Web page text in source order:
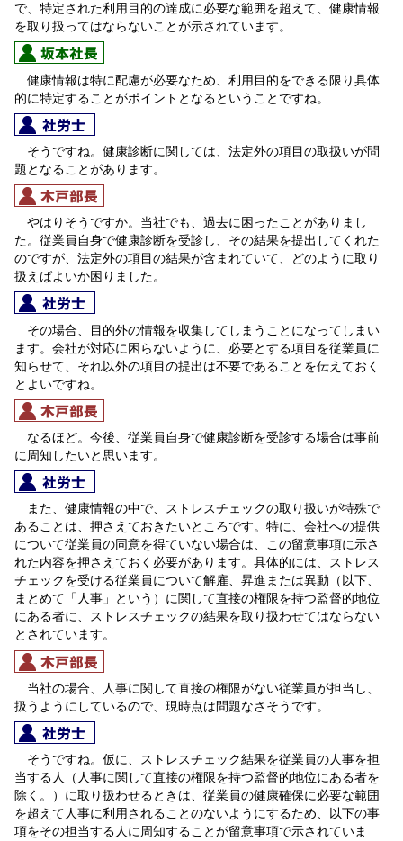
で、特定された利用目的の達成に必要な範囲を超えて、健康情報
を取り扱ってはならないことが示されています。
健康情報は特に配慮が必要なため、利用目的をできる限り具体
的に特定することがポイントとなるということですね。
そうですね。健康診断に関しては、法定外の項目の取扱いが問
題となることがあります。
やはりそうですか。当社でも、過去に困ったことがありまし
た。従業員自身で健康診断を受診し、その結果を提出してくれた
のですが、法定外の項目の結果が含まれていて、どのように取り
扱えばよいか困りました。
その場合、目的外の情報を収集してしまうことになってしまい
ます。会社が対応に困らないように、必要とする項目を従業員に
知らせて、それ以外の項目の提出は不要であることを伝えておく
とよいですね。
なるほど。今後、従業員自身で健康診断を受診する場合は事前
に周知したいと思います。
また、健康情報の中で、ストレスチェックの取り扱いが特殊で
あることは、押さえておきたいところです。特に、会社への提供
について従業員の同意を得ていない場合は、この留意事項に示さ
れた内容を押さえておく必要があります。具体的には、ストレス
チェックを受ける従業員について解雇、昇進または異動（以下、
まとめて「人事」という）に関して直接の権限を持つ監督的地位
にある者に、ストレスチェックの結果を取り扱わせてはならない
とされています。
当社の場合、人事に関して直接の権限がない従業員が担当し、
扱うようにしているので、現時点は問題なさそうです。
そうですね。仮に、ストレスチェック結果を従業員の人事を担
当する人（人事に関して直接の権限を持つ監督的地位にある者を
除く。）に取り扱わせるときは、従業員の健康確保に必要な範囲
を超えて人事に利用されることのないようにするため、以下の事
項をその担当する人に周知することが留意事項で示されていま